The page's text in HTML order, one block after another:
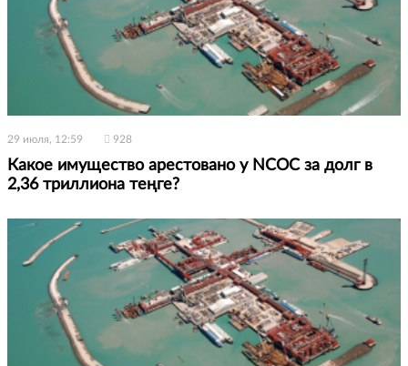
29 июля, 12:59 928
Какое имущество арестовано у NCOC за долг в
2,36 триллиона теңге?